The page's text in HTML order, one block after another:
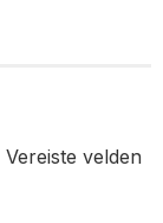
Vereiste velden